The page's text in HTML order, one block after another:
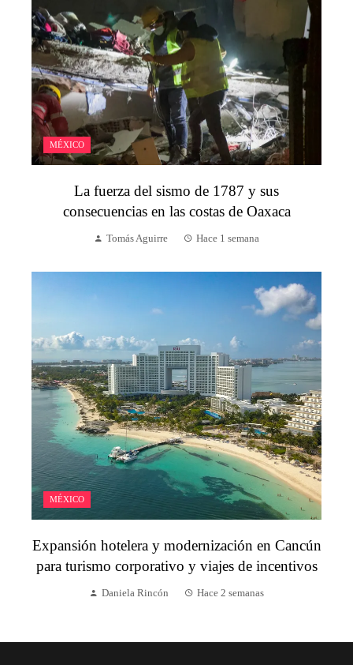
MÉXICO
La fuerza del sismo de 1787 y sus
consecuencias en las costas de Oaxaca
Tomás Aguirre Hace 1 semana
MÉXICO
Expansión hotelera y modernización en Cancún
para turismo corporativo y viajes de incentivos
Daniela Rincón Hace 2 semanas